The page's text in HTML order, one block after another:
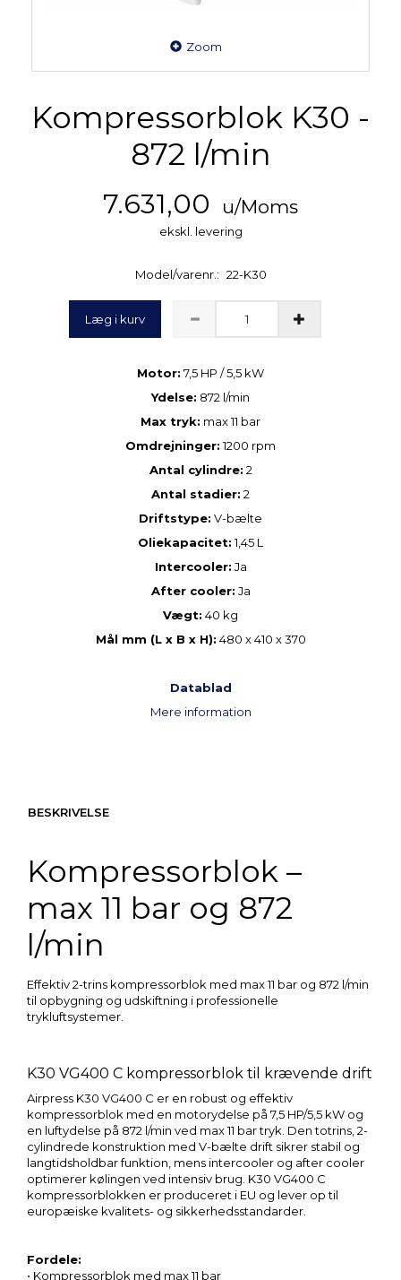
Zoom
Kompressorblok K30 -
872 l/min
7.631,00 u/Moms
ekskl. levering
Model/varenr.: 22-K30
Læg i kurv
Motor: 7,5 HP / 5,5 kW
Ydelse: 872 l/min
Max tryk: max 11 bar
Omdrejninger:1200 rpm
Antal cylindre: 2
Antal stadier: 2
Driftstype: V-bælte
Oliekapacitet:1,45 L
Intercooler: Ja
After cooler: Ja
Vægt: 40 kg
Mål mm (L x B x H): 480 x 410 x 370
Datablad
Mere information
BESKRIVELSE
Kompressorblok –
max 11 bar og 872
l/min
Effektiv 2-trins kompressorblok med max 11 bar og 872 l/min
til opbygning og udskiftning i professionelle
trykluftsystemer.
K30 VG400 C kompressorblok til krævende drift
Airpress K30 VG400 C er en robust og effektiv
kompressorblok med en motorydelse på 7,5 HP/5,5 kW og
en luftydelse på 872 l/min ved max 11 bar tryk. Den totrins, 2-
cylindrede konstruktion med V-bælte drift sikrer stabil og
langtidsholdbar funktion, mens intercooler og after cooler
optimerer kølingen ved intensiv brug. K30 VG400 C
kompressorblokken er produceret i EU og lever op til
europæiske kvalitets- og sikkerhedsstandarder.
Fordele:
• Kompressorblok med max 11 bar